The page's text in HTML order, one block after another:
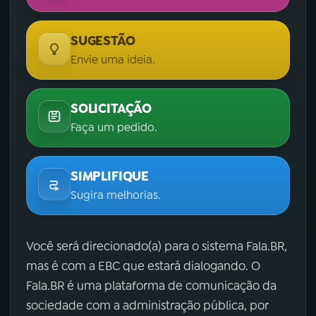
SUGESTÃO
Envie uma ideia.
SOLICITAÇÃO
Faça um pedido.
SIMPLIFIQUE
Sugira melhorias.
Você será direcionado(a) para o sistema Fala.BR,
mas é com a EBC que estará dialogando. O
Fala.BR é uma plataforma de comunicação da
sociedade com a administração pública, por